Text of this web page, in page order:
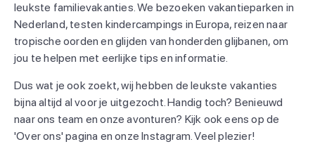
leukste familievakanties. We bezoeken vakantieparken in
Nederland, testen kindercampings in Europa, reizen naar
tropische oorden en glijden van honderden glijbanen, om
jou te helpen met eerlijke tips en informatie.
Dus wat je ook zoekt, wij hebben de leukste vakanties
bijna altijd al voor je uitgezocht. Handig toch? Benieuwd
naar ons team en onze avonturen? Kijk ook eens op de
'Over ons' pagina en onze Instagram. Veel plezier!